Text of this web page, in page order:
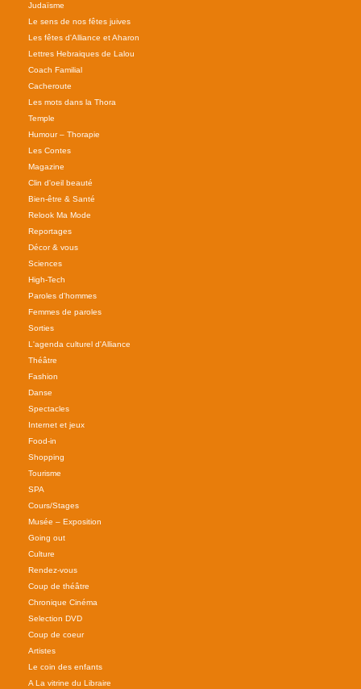
Judaïsme
Le sens de nos fêtes juives
Les fêtes d'Alliance et Aharon
Lettres Hebraiques de Lalou
Coach Familial
Cacheroute
Les mots dans la Thora
Temple
Humour – Thorapie
Les Contes
Magazine
Clin d'oeil beauté
Bien-être & Santé
Relook Ma Mode
Reportages
Décor & vous
Sciences
High-Tech
Paroles d'hommes
Femmes de paroles
Sorties
L'agenda culturel d'Alliance
Théâtre
Fashion
Danse
Spectacles
Internet et jeux
Food-in
Shopping
Tourisme
SPA
Cours/Stages
Musée – Exposition
Going out
Culture
Rendez-vous
Coup de théâtre
Chronique Cinéma
Selection DVD
Coup de coeur
Artistes
Le coin des enfants
A La vitrine du Libraire